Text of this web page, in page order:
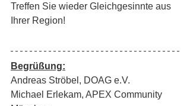
Treffen Sie wieder Gleichgesinnte aus
Ihrer Region!
Begrüßung:
Andreas Ströbel, DOAG e.V.
Michael Erlekam, APEX Community